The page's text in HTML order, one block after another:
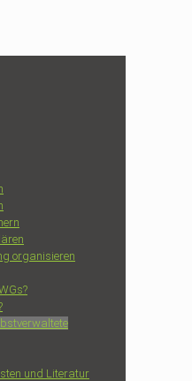
organisieren
und Literatur